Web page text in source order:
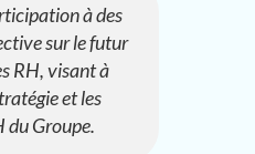
à des
sur le futur
RH, visant à
et les
du Groupe.